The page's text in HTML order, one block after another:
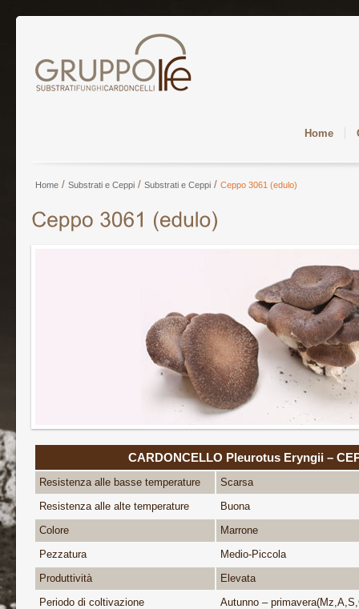
Home
Home / Substrati e Ceppi / Substrati e Ceppi / Ceppo 3061 (edulo)
CARDONCELLO Pleurotus Eryngii –
Resistenza alle basse temperature
Scarsa
Resistenza alle alte temperature
Buona
Colore
Marrone
Pezzatura
Medio-Piccola
Produttività
Elevata
Periodo di coltivazione
Autunno –